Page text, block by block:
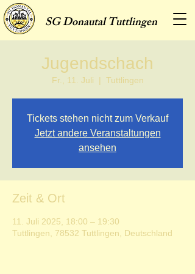
SGDonautal Tuttlingen
Jugendschach
Fr., 11. Juli
  |
Tuttlingen
Tickets stehen nicht zum Verkauf
Jetzt andere Veranstaltungen
ansehen
Zeit & Ort
11. Juli 2025, 18:00 – 19:30
Tuttlingen, 78532 Tuttlingen, Deutschland